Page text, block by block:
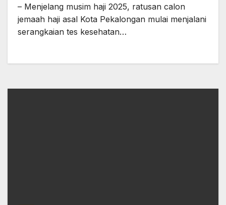
– Menjelang musim haji 2025, ratusan calon
jemaah haji asal Kota Pekalongan mulai menjalani
serangkaian tes kesehatan…